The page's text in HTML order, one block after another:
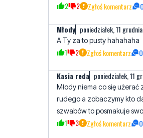
2 2 Zgłoś komentarz
Młody poniedziałek, 11
A Ty za to pusty hahahaha
1 2 Zgłoś komentarz
Kasia reda poniedziałek, 11
Młody niema co się użerać
rudego a zobaczymy kto
szwabów to posmakuje
1 3 Zgłoś komentarz